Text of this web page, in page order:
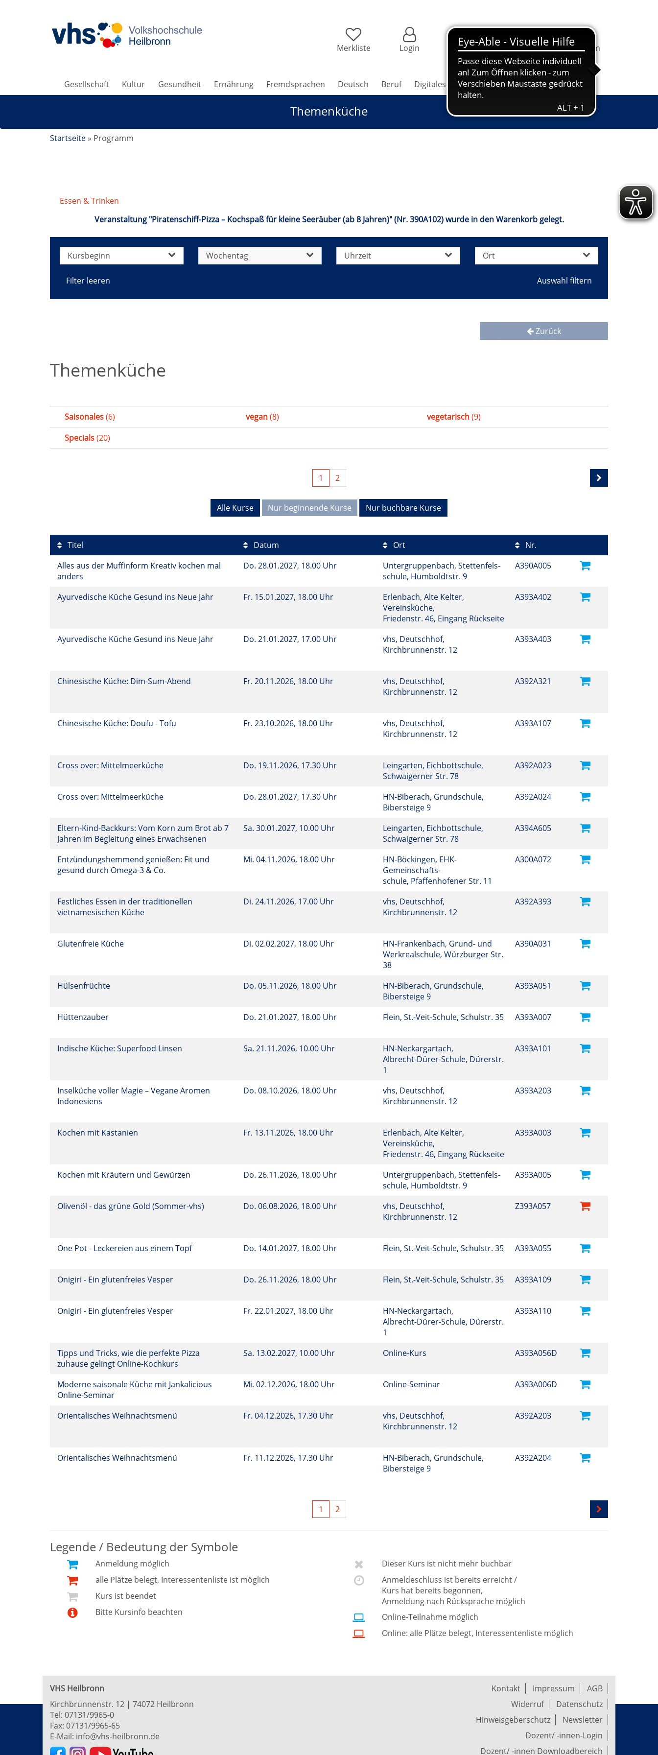
Merkliste Login
1 Ihrem
Warenkorb
befindet
sich
1
Kurs
Information Programm
Gesellschaft Kultur Gesundheit Ernährung Fremdsprachen Deutsch Beruf Digitales Grundbildung Jugendkunstschule
Themenküche
Startseite » Programm
Essen & Trinken
Veranstaltung "Piratenschiff-Pizza – Kochspaß für kleine Seeräuber (ab 8 Jahren)" (Nr. 390A102) wurde in den Warenkorb gelegt.
Kursbeginn Wochentag Uhrzeit Ort
Filter leeren
Zurück
Themenküche
Saisonales(6) vegan(8) vegetarisch(9)
Specials(20)
1 2
Alle Kurse Nur beginnende Kurse Nur buchbare Kurse
Titel Datum Ort
Nr.
Alles aus der Muffinform Kreativ kochen mal
anders
Do. 28.01.2027, 18.00 Uhr
Untergruppenbach, Stettenfels-
schule, Humboldtstr. 9
A390A005
Ayurvedische Küche Gesund ins Neue Jahr Fr. 15.01.2027, 18.00 Uhr
Erlenbach, Alte Kelter,
Vereinsküche,
Friedenstr. 46, Eingang Rückseite
A393A402
Ayurvedische Küche Gesund ins Neue Jahr Do. 21.01.2027, 17.00 Uhr
vhs, Deutschhof,
Kirchbrunnenstr. 12
A393A403
Chinesische Küche: Dim-Sum-Abend Fr. 20.11.2026, 18.00 Uhr
vhs, Deutschhof,
Kirchbrunnenstr. 12
A392A321
Chinesische Küche: Doufu - Tofu Fr. 23.10.2026, 18.00 Uhr
vhs, Deutschhof,
Kirchbrunnenstr. 12
A393A107
Cross over: Mittelmeerküche Do. 19.11.2026, 17.30 Uhr
Leingarten, Eichbottschule,
Schwaigerner Str. 78
A392A023
Cross over: Mittelmeerküche Do. 28.01.2027, 17.30 Uhr
HN-Biberach, Grundschule,
Bibersteige 9
A392A024
Eltern-Kind-Backkurs: Vom Korn zum Brot ab 7
Jahren im Begleitung eines Erwachsenen
Sa. 30.01.2027, 10.00 Uhr
Leingarten, Eichbottschule,
Schwaigerner Str. 78
A394A605
Entzündungshemmend genießen: Fit und
gesund durch Omega-3 & Co.
Mi. 04.11.2026, 18.00 Uhr
HN-Böckingen, EHK-
Gemeinschafts-
schule, Pfaffenhofener Str. 11
A300A072
Festliches Essen in der traditionellen
vietnamesischen Küche
Di. 24.11.2026, 17.00 Uhr
vhs, Deutschhof,
Kirchbrunnenstr. 12
A392A393
Glutenfreie Küche Di. 02.02.2027, 18.00 Uhr
HN-Frankenbach, Grund- und
Werkrealschule, Würzburger Str.
38
A390A031
Hülsenfrüchte Do. 05.11.2026, 18.00 Uhr
HN-Biberach, Grundschule,
Bibersteige 9
A393A051
Hüttenzauber Do. 21.01.2027, 18.00 Uhr Flein, St.-Veit-Schule, Schulstr. 35 A393A007
Indische Küche: Superfood Linsen Sa. 21.11.2026, 10.00 Uhr
HN-Neckargartach,
Albrecht-Dürer-Schule, Dürerstr.
1
A393A101
Inselküche voller Magie – Vegane Aromen
Indonesiens
Do. 08.10.2026, 18.00 Uhr
vhs, Deutschhof,
Kirchbrunnenstr. 12
A393A203
Kochen mit Kastanien Fr. 13.11.2026, 18.00 Uhr
Erlenbach, Alte Kelter,
Vereinsküche,
Friedenstr. 46, Eingang Rückseite
A393A003
Kochen mit Kräutern und Gewürzen Do. 26.11.2026, 18.00 Uhr
Untergruppenbach, Stettenfels-
schule, Humboldtstr. 9
A393A005
Olivenöl - das grüne Gold (Sommer-vhs) Do. 06.08.2026, 18.00 Uhr
vhs, Deutschhof,
Kirchbrunnenstr. 12
Z393A057
One Pot - Leckereien aus einem Topf Do. 14.01.2027, 18.00 Uhr Flein, St.-Veit-Schule, Schulstr. 35 A393A055
Onigiri - Ein glutenfreies Vesper Do. 26.11.2026, 18.00 Uhr Flein, St.-Veit-Schule, Schulstr. 35 A393A109
Onigiri - Ein glutenfreies Vesper Fr. 22.01.2027, 18.00 Uhr
HN-Neckargartach,
Albrecht-Dürer-Schule, Dürerstr.
1
A393A110
Tipps und Tricks, wie die perfekte Pizza
zuhause gelingt Online-Kochkurs
Sa. 13.02.2027, 10.00 Uhr Online-Kurs A393A056D
Moderne saisonale Küche mit Jankalicious
Online-Seminar
Mi. 02.12.2026, 18.00 Uhr Online-Seminar A393A006D
Orientalisches Weihnachtsmenü Fr. 04.12.2026, 17.30 Uhr
vhs, Deutschhof,
Kirchbrunnenstr. 12
A392A203
Orientalisches Weihnachtsmenü Fr. 11.12.2026, 17.30 Uhr
HN-Biberach, Grundschule,
Bibersteige 9
A392A204
1 2
Legende / Bedeutung der Symbole
Anmeldung möglich
alle Plätze belegt, Interessentenliste ist möglich
Kurs ist beendet
Bitte Kursinfo beachten
Dieser Kurs ist nicht mehr buchbar
Anmeldeschluss ist bereits erreicht /
Kurs hat bereits begonnen,
Anmeldung nach Rücksprache möglich
Online-Teilnahme möglich
Online: alle Plätze belegt, Interessentenliste möglich
VHS Heilbronn
Kirchbrunnenstr. 12 | 74072 Heilbronn
Tel: 07131/9965-0
Fax: 07131/9965-65
E-Mail: info@vhs-heilbronn.de
Kontakt Impressum
AGB
Widerruf
Datenschutz
Hinweisgeberschutz
Newsletter
Dozent/ -innen-Login
Dozent/ -innen Downloadbereich